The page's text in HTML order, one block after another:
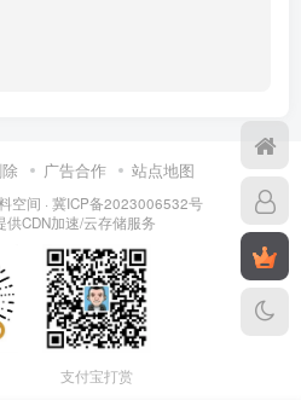
广告合作 站点地图
空间 · 冀ICP备2023006532号
供CDN加速/云存储服务
支付宝打赏